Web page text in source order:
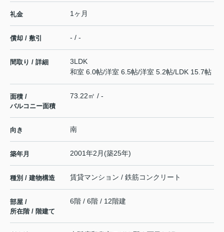
礼金 1ヶ月
償却 / 敷引 - / -
間取り / 詳細
3LDK
和室 6.0帖/洋室 6.5帖/洋室 5.2帖/LDK 15.7帖
面積 /
バルコニー面積
73.22㎡ / -
向き 南
築年月 2001年2月(築25年)
種別 / 建物構造 賃貸マンション / 鉄筋コンクリート
部屋 /
所在階 / 階建て
6階 / 6階 / 12階建